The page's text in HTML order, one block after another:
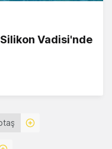
Vadisi'nde